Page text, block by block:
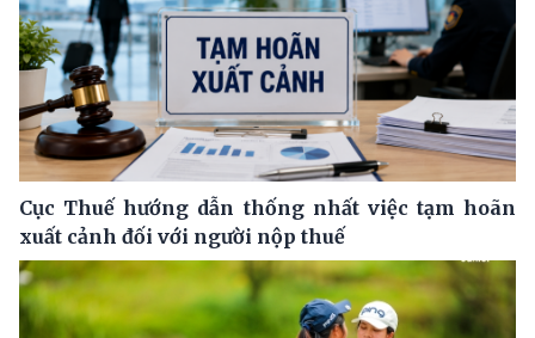
Cục Thuế hướng dẫn thống nhất việc tạm hoãn
xuất cảnh đối với người nộp thuế